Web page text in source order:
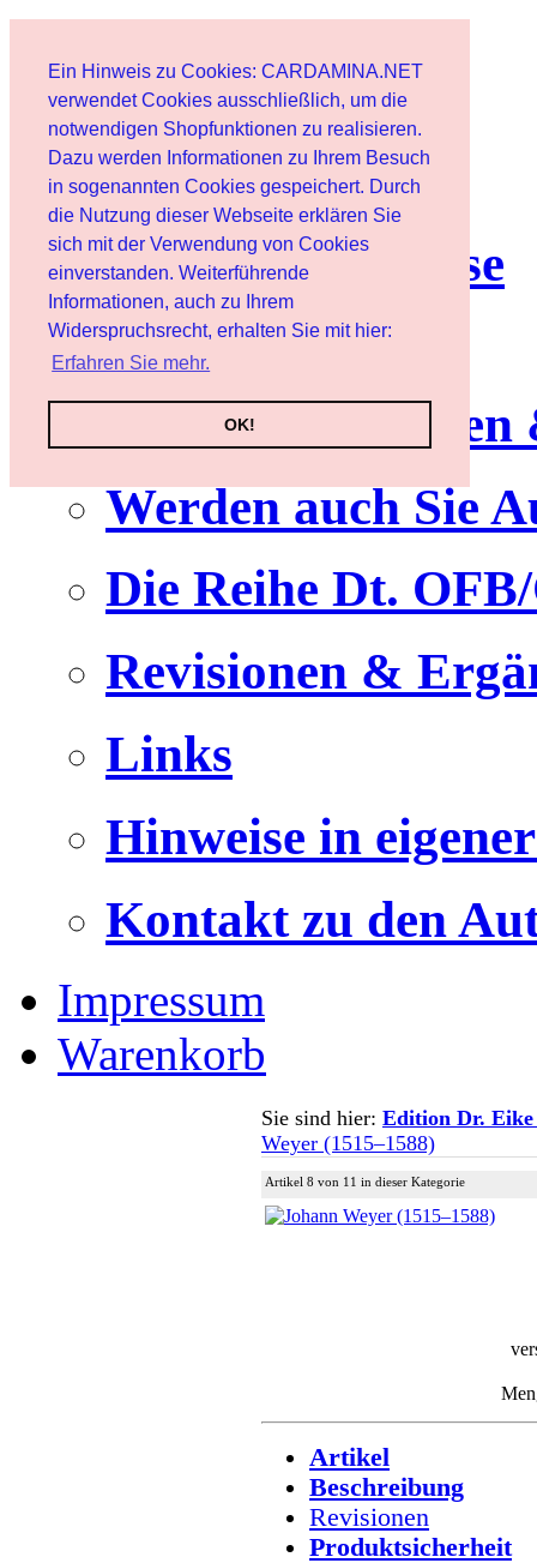
Ein Hinweis zu Cookies: CARDAMINA.NET
verwendet Cookies ausschließlich, um die
notwendigen Shopfunktionen zu realisieren.
Dazu werden Informationen zu Ihrem Besuch
in sogenannten Cookies gespeichert. Durch
die Nutzung dieser Webseite erklären Sie
sich mit der Verwendung von Cookies
einverstanden. Weiterführende
Informationen, auch zu Ihrem
Widerspruchsrecht, erhalten Sie mit hier:
Erfahren Sie mehr.
OK!
Benutzer
Newsletter
Nutzungshinweise
Service
Werden auch Sie
Die Reihe Dt.
Revisionen &
Links
Hinweise in
Kontakt zu den
Impressum
Warenkorb
Sie sind hier: Edition Dr. Eike
Weyer (1515–1588)
Artikel 8 von 11 in dieser Kategorie
Artikel
Beschreibung
Revisionen
Produktsicherheit